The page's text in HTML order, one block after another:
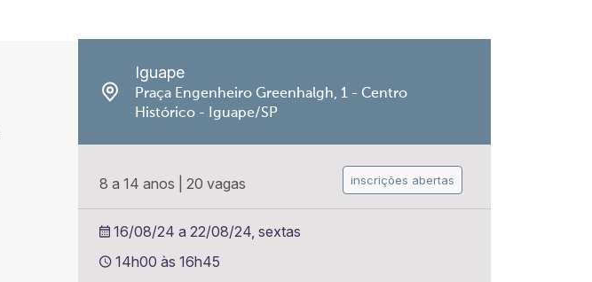
Iguape
Praça Engenheiro Greenhalgh, 1 - Centro
Histórico - Iguape/SP
8 a 14 anos 20 vagas inscrições abertas
16/08/24 a 22/08/24, sextas
14h00 às 16h45